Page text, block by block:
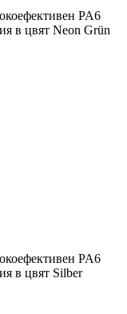
PA6
в цвят Neon Grün
PA6
в цвят Silber